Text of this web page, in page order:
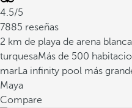
4.5/5
7885 reseñas
2 km de playa de arena
turquesaMás de 500
marLa infinity pool más
Maya
Compare